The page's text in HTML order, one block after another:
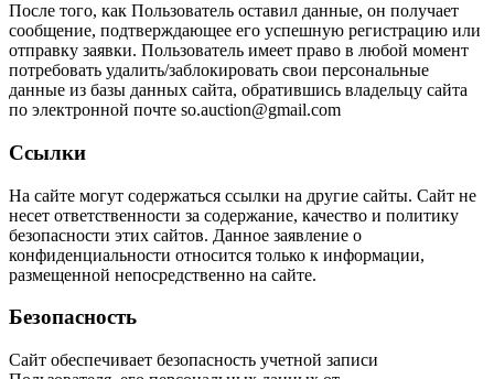
После того, как Пользователь оставил данные, он получает
сообщение, подтверждающее его успешную регистрацию или
отправку заявки. Пользователь имеет право в любой момент
потребовать удалить/заблокировать свои персональные
данные из базы данных сайта, обратившись владельцу сайта
по электронной почте so.auction@gmail.com
Ссылки
На сайте могут содержаться ссылки на другие сайты. Сайт не
несет ответственности за содержание, качество и политику
безопасности этих сайтов. Данное заявление о
конфиденциальности относится только к информации,
размещенной непосредственно на сайте.
Безопасность
Сайт обеспечивает безопасность учетной записи